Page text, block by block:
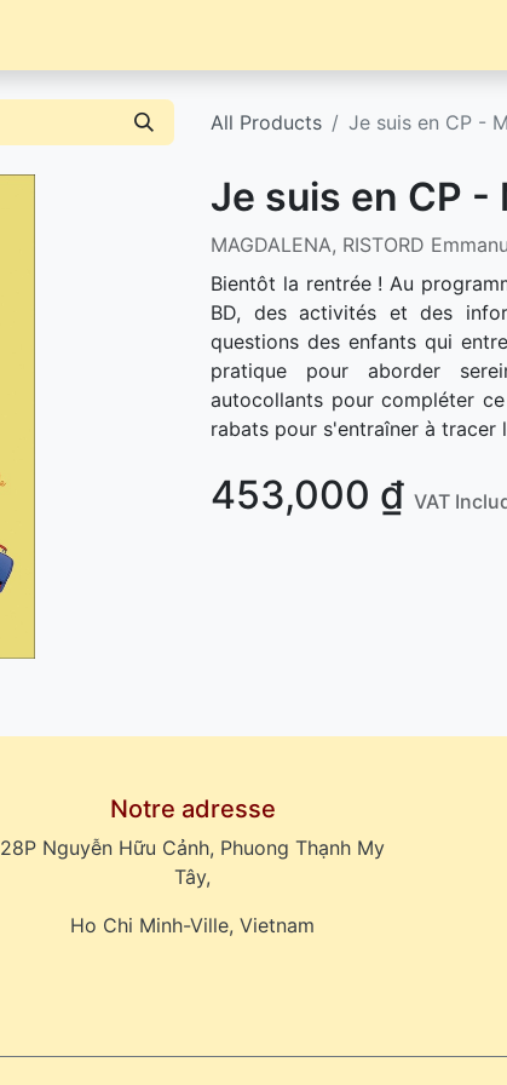
All Products Je suis en CP -
Je suis en CP -
MAGDALENA, RISTORD
Bientôt la rentrée ! Au
BD, des activités et des
questions des enfants qui
pratique pour aborder
autocollants pour compléter
rabats pour s'entraîner à tracer
453,000 ₫ VAT
Notre adresse
28P Nguyễn Hữu Cảnh, Phuong Thạnh My
Tây,
Ho Chi Minh-Ville, Vietnam